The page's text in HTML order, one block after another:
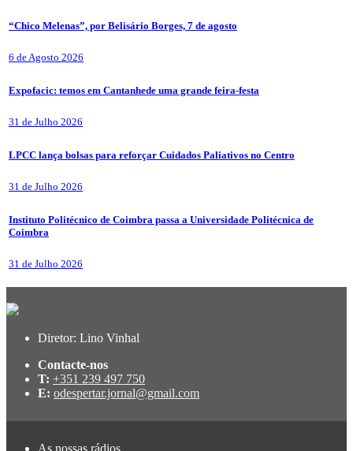
“Chico Melenas”, por Belisário Borges, 7 de agosto
6 de Agosto 2026
Expofacic: temos em Cantanhede uma grande feira-festa
31 de Julho 2026
LPCC lança bolsas para reforçar Cuidados Paliativos no Centro
31 de Julho 2026
Instituto Politécnico de Coimbra passa a Universidade Politécnica de
Coimbra
31 de Julho 2026
Diretor: Lino Vinhal
Contacte-nos
T: +351 239 497 750
E: odespertar.jornal@gmail.com
As nossas rádios